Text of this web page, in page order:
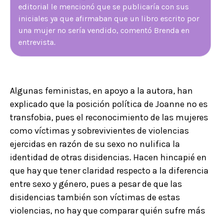
editorial le mencionó que se publicaría con sus
iniciales ya que afirmaban que un libro escrito por
una mujer no sería vendido, comentó Brenda en
entrevista.
Algunas feministas, en apoyo a la autora, han
explicado que la posición política de Joanne no es
transfobia, pues el reconocimiento de las mujeres
como víctimas y sobrevivientes de violencias
ejercidas en razón de su sexo no nulifica la
identidad de otras disidencias. Hacen hincapié en
que hay que tener claridad respecto a la diferencia
entre sexo y género, pues a pesar de que las
disidencias también son víctimas de estas
violencias, no hay que comparar quién sufre más